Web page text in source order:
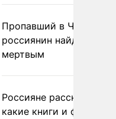
Пропавший в
россиянин найден
мертвым
Россияне рассказали,
какие книги и фильмы